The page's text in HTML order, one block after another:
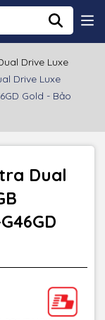
Drive Luxe
Drive Luxe
Gold - Bảo
Dual